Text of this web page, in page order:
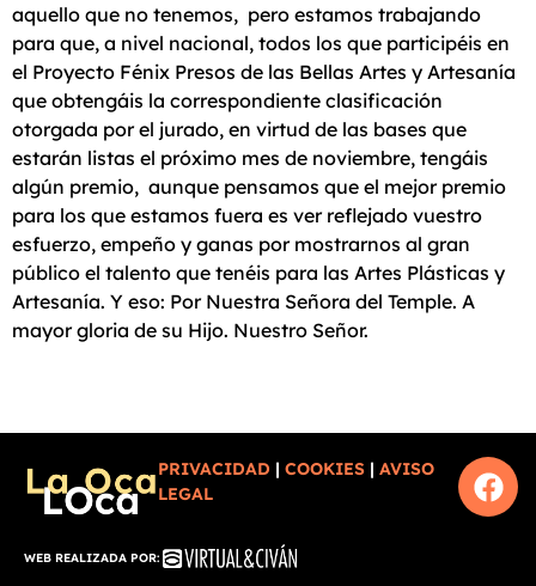
aquello que no tenemos, pero estamos trabajando
para que, a nivel nacional, todos los que participéis en
el Proyecto Fénix Presos de las Bellas Artes y Artesanía
que obtengáis la correspondiente clasificación
otorgada por el jurado, en virtud de las bases que
estarán listas el próximo mes de noviembre, tengáis
algún premio, aunque pensamos que el mejor premio
para los que estamos fuera es ver reflejado vuestro
esfuerzo, empeño y ganas por mostrarnos al gran
público el talento que tenéis para las Artes Plásticas y
Artesanía. Y eso: Por Nuestra Señora del Temple. A
mayor gloria de su Hijo. Nuestro Señor.
PRIVACIDAD | COOKIES | AVISO
LEGAL
WEB REALIZADA POR: